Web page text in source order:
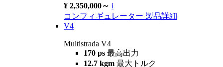
¥ 2,350,000～ i
コンフィギュレーター 製品詳細
V4
Multistrada V4
170 ps 最高出力
12.7 kgm 最大トルク